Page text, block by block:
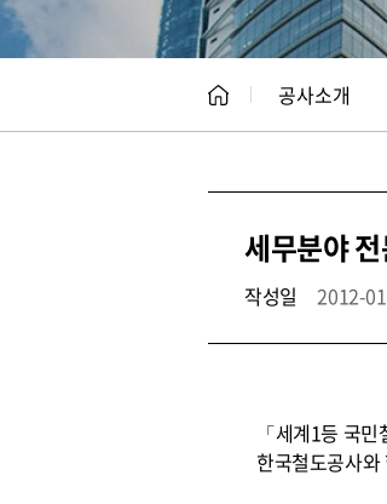
공사소개
세무분야
작성일 2012-
「세계1등 국
한국철도공사